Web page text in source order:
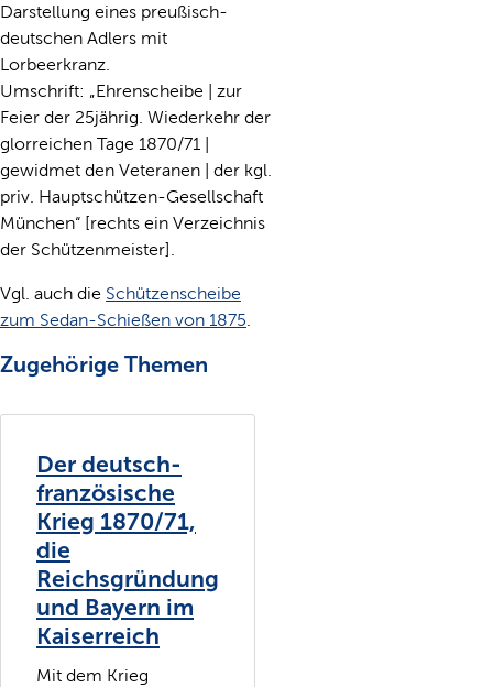
Darstellung eines preußisch-
deutschen Adlers mit
Lorbeerkranz.
Umschrift: „Ehrenscheibe | zur
Feier der 25jährig. Wiederkehr der
glorreichen Tage 1870/71 |
gewidmet den Veteranen | der kgl.
priv. Hauptschützen-Gesellschaft
München“ [rechts ein Verzeichnis
der Schützenmeister].
Vgl. auch die Schützenscheibe
zum Sedan-Schießen von 1875
Zugehörige Themen
Der deutsch-
französische
Krieg 1870/71,
die
Reichsgründung
und Bayern im
Kaiserreich
Mit dem Krieg